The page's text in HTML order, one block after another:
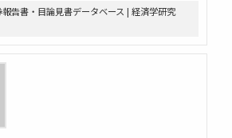
告書・目論見書データベース | 経済学研究